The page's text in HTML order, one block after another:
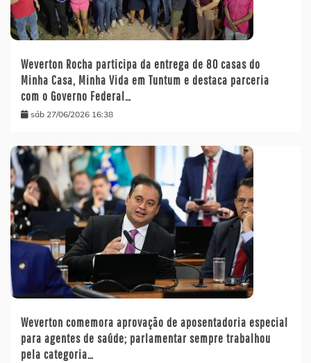
Weverton Rocha participa da entrega de 80 casas do
Minha Casa, Minha Vida em Tuntum e destaca parceria
com o Governo Federal…
sáb 27/06/2026 16:38
Weverton comemora aprovação de aposentadoria especial
para agentes de saúde; parlamentar sempre trabalhou
pela categoria…